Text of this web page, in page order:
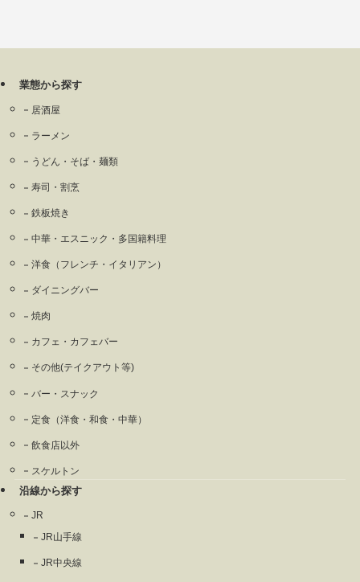
業態から探す
居酒屋
ラーメン
うどん・そば・麺類
寿司・割烹
鉄板焼き
中華・エスニック・多国籍料理
洋食（フレンチ・イタリアン）
ダイニングバー
焼肉
カフェ・カフェバー
その他(テイクアウト等)
バー・スナック
定食（洋食・和食・中華）
飲食店以外
スケルトン
沿線から探す
JR
JR山手線
JR中央線